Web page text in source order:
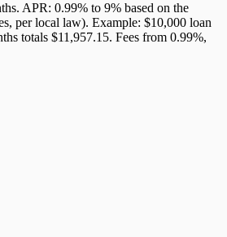
APR: 0.99% to 9% based on the
per local law). Example: $10,000 loan
totals $11,957.15. Fees from 0.99%,